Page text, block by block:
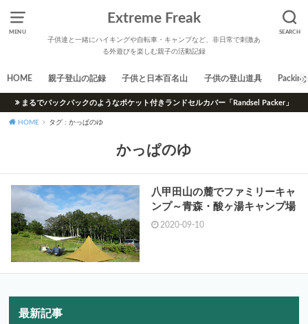
MENU SEARCH
Extreme Freak
子供達と一緒にハイキングや自転車・キャンプなど、非日常で刺激あ
る外遊びを楽しむ親子の活動記録
HOME 親子登山の記録 子供と日本百名山 子供の登山道具 Packing
まるでバックパックのようなポケット付きランドセルカバー「Randsel Packer」
HOME タグ : かっぱのゆ
かっぱのゆ
八甲田山の麓でファミリーキャ
ンプ～青森・酸ヶ湯キャンプ場
2020-09-10
最新記事